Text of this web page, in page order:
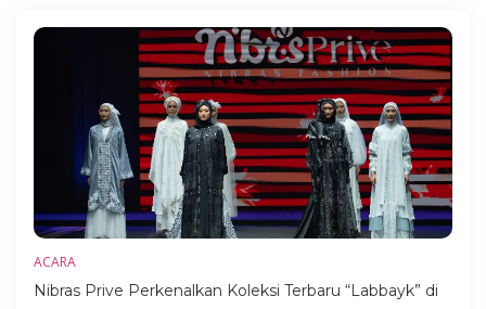
ACARA
Nibras Prive Perkenalkan Koleksi Terbaru “Labbayk” di